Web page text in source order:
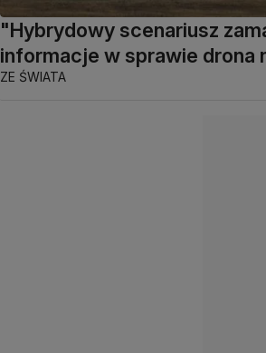
"Hybrydowy scenariusz
informacje w sprawie drona
ZE ŚWIATA